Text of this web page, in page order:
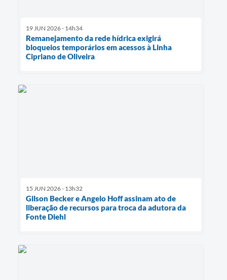
19 JUN 2026 - 14h34
Remanejamento da rede hídrica exigirá
bloqueios temporários em acessos à Linha
Cipriano de Oliveira
15 JUN 2026 - 13h32
Gilson Becker e Angelo Hoff assinam ato de
liberação de recursos para troca da adutora da
Fonte Diehl